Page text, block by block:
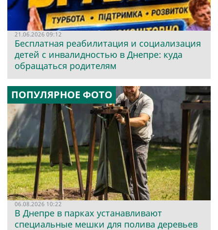
21.06.2026 09:12
Бесплатная реабилитация и социализация
детей с инвалидностью в Днепре: куда
обращаться родителям
ПОПУЛЯРНОЕ ФОТО
06.08.2026 10:22
В Днепре в парках устанавливают
специальные мешки для полива деревьев